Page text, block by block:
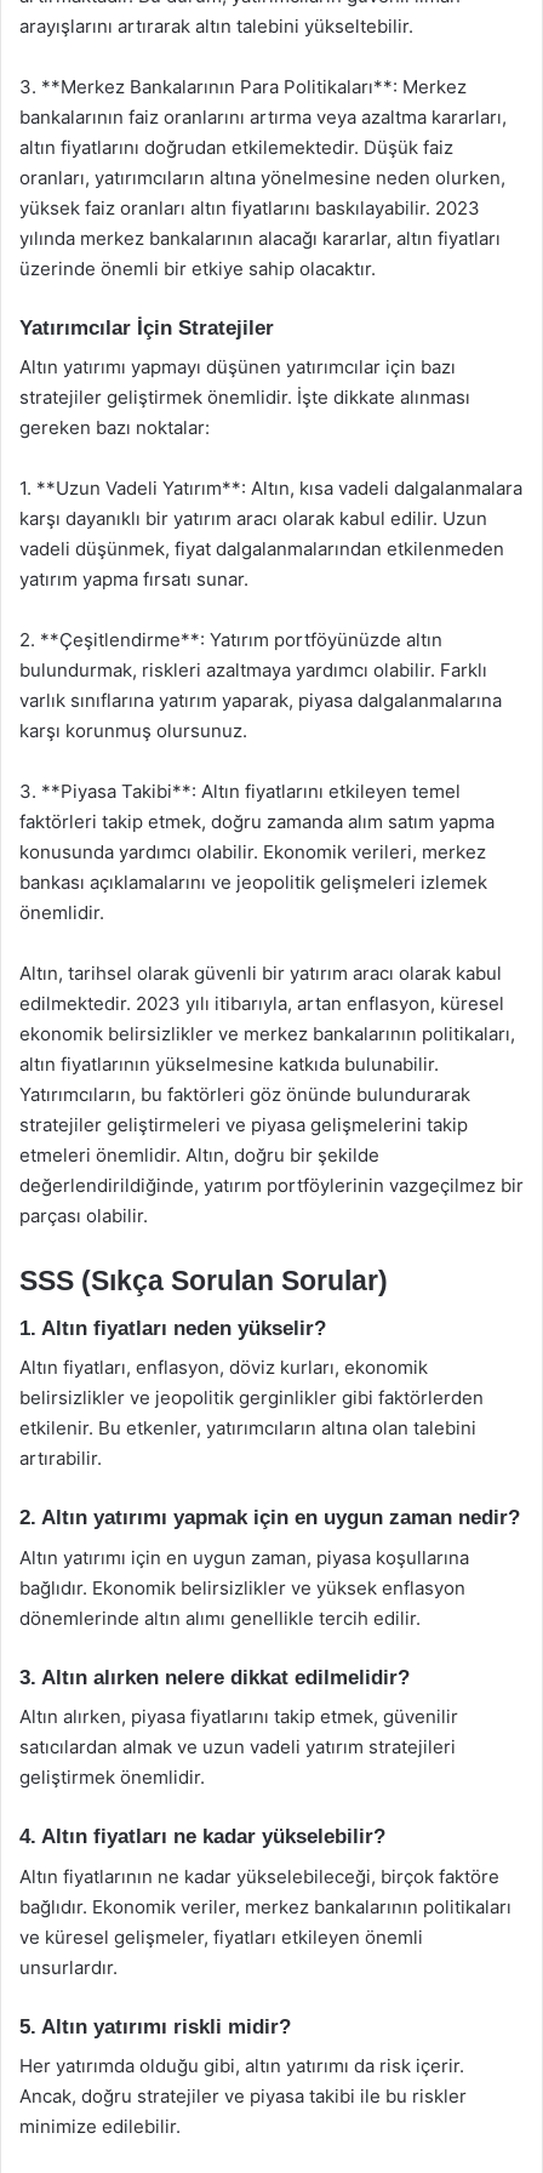
arayışlarını artırarak altın talebini yükseltebilir.
3. **Merkez Bankalarının Para Politikaları**: Merkez
bankalarının faiz oranlarını artırma veya azaltma kararları,
altın fiyatlarını doğrudan etkilemektedir. Düşük faiz
oranları, yatırımcıların altına yönelmesine neden olurken,
yüksek faiz oranları altın fiyatlarını baskılayabilir. 2023
yılında merkez bankalarının alacağı kararlar, altın fiyatları
üzerinde önemli bir etkiye sahip olacaktır.
Yatırımcılar İçin Stratejiler
Altın yatırımı yapmayı düşünen yatırımcılar için bazı
stratejiler geliştirmek önemlidir. İşte dikkate alınması
gereken bazı noktalar:
1. **Uzun Vadeli Yatırım**: Altın, kısa vadeli dalgalanmalara
karşı dayanıklı bir yatırım aracı olarak kabul edilir. Uzun
vadeli düşünmek, fiyat dalgalanmalarından etkilenmeden
yatırım yapma fırsatı sunar.
2. **Çeşitlendirme**: Yatırım portföyünüzde altın
bulundurmak, riskleri azaltmaya yardımcı olabilir. Farklı
varlık sınıflarına yatırım yaparak, piyasa dalgalanmalarına
karşı korunmuş olursunuz.
3. **Piyasa Takibi**: Altın fiyatlarını etkileyen temel
faktörleri takip etmek, doğru zamanda alım satım yapma
konusunda yardımcı olabilir. Ekonomik verileri, merkez
bankası açıklamalarını ve jeopolitik gelişmeleri izlemek
önemlidir.
Altın, tarihsel olarak güvenli bir yatırım aracı olarak kabul
edilmektedir. 2023 yılı itibarıyla, artan enflasyon, küresel
ekonomik belirsizlikler ve merkez bankalarının politikaları,
altın fiyatlarının yükselmesine katkıda bulunabilir.
Yatırımcıların, bu faktörleri göz önünde bulundurarak
stratejiler geliştirmeleri ve piyasa gelişmelerini takip
etmeleri önemlidir. Altın, doğru bir şekilde
değerlendirildiğinde, yatırım portföylerinin vazgeçilmez bir
parçası olabilir.
SSS (Sıkça Sorulan Sorular)
1. Altın fiyatları neden yükselir?
Altın fiyatları, enflasyon, döviz kurları, ekonomik
belirsizlikler ve jeopolitik gerginlikler gibi faktörlerden
etkilenir. Bu etkenler, yatırımcıların altına olan talebini
artırabilir.
2. Altın yatırımı yapmak için en uygun zaman nedir?
Altın yatırımı için en uygun zaman, piyasa koşullarına
bağlıdır. Ekonomik belirsizlikler ve yüksek enflasyon
dönemlerinde altın alımı genellikle tercih edilir.
3. Altın alırken nelere dikkat edilmelidir?
Altın alırken, piyasa fiyatlarını takip etmek, güvenilir
satıcılardan almak ve uzun vadeli yatırım stratejileri
geliştirmek önemlidir.
4. Altın fiyatları ne kadar yükselebilir?
Altın fiyatlarının ne kadar yükselebileceği, birçok faktöre
bağlıdır. Ekonomik veriler, merkez bankalarının politikaları
ve küresel gelişmeler, fiyatları etkileyen önemli
unsurlardır.
5. Altın yatırımı riskli midir?
Her yatırımda olduğu gibi, altın yatırımı da risk içerir.
Ancak, doğru stratejiler ve piyasa takibi ile bu riskler
minimize edilebilir.